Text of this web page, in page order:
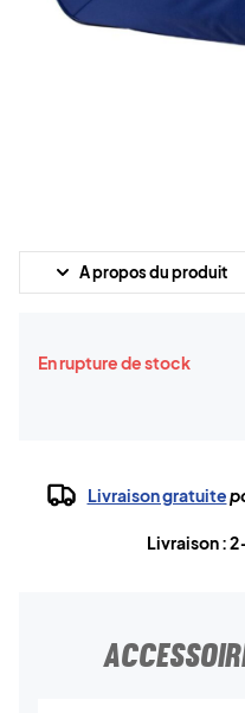
A propos du produit
En rupture de stock
Livraison gratuite
Livraison :